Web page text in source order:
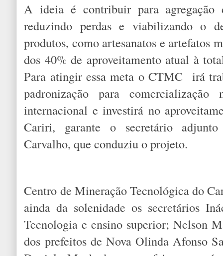
A ideia é contribuir para
reduzindo perdas e viabilizando o
produtos, como artesanatos e artefatos
dos 40% de aproveitamento atual à
Para atingir essa meta o CTMC irá
padronização para
internacional e investirá no
Cariri, garante o secretário
Carvalho, que conduziu o projeto.
Centro de Mineração Tecnológica do
ainda da solenidade os secretários
Tecnologia e ensino superior; Nelson
dos prefeitos de Nova Olinda Afonso